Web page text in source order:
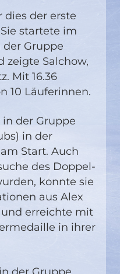
dies der erste
startete im
Gruppe
zeigte Salchow,
Mit 16.36
10 Läuferinnen.
in der Gruppe
in der
Start. Auch
des Doppel-
konnte sie
aus Alex
erreichte mit
in ihrer
der Gruppe